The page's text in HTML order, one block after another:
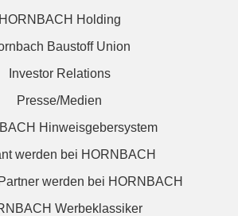
HORNBACH Holding
Baustoff Union
Investor Relations
Presse/Medien
Hinweisgebersystem
werden bei HORNBACH
werden bei HORNBACH
Werbeklassiker